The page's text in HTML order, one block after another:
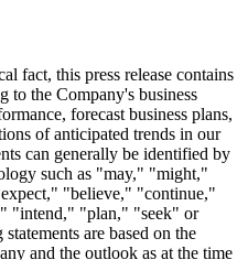
fact, this press release contains
to the Company's business
forecast business plans,
of anticipated trends in our
can generally be identified by
such as "may," "might,"
"believe," "continue,"
"intend," "plan," "seek" or
are based on the
and the outlook as at the time